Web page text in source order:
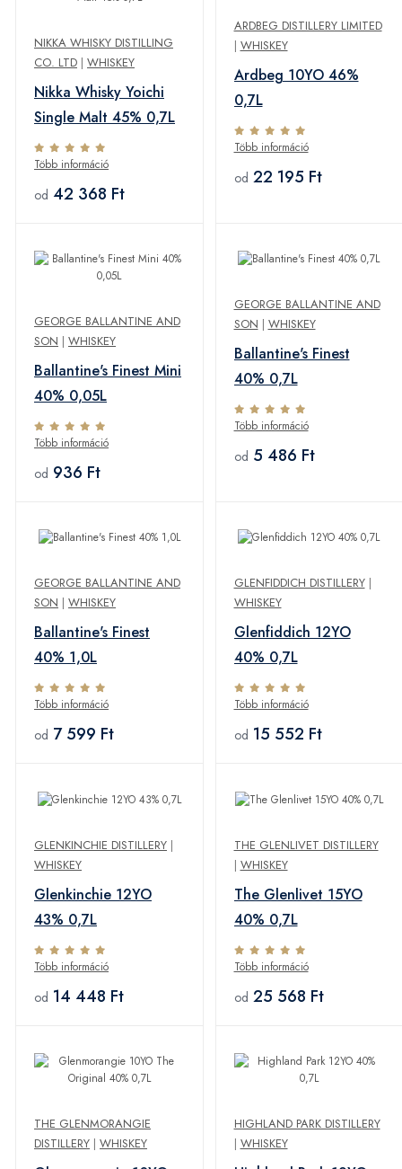
NIKKA WHISKY DISTILLING
CO. LTD | WHISKEY
Nikka Whisky Yoichi
Single Malt 45% 0,7L
Több információ
od 42 368 Ft
ARDBEG DISTILLERY LIMITED
| WHISKEY
Ardbeg 10YO 46%
0,7L
Több információ
od 22 195 Ft
GEORGE BALLANTINE AND
SON | WHISKEY
Ballantine's Finest Mini
40% 0,05L
Több információ
od 936 Ft
GEORGE BALLANTINE AND
SON | WHISKEY
Ballantine's Finest
40% 0,7L
Több információ
od 5 486 Ft
GEORGE BALLANTINE AND
SON | WHISKEY
Ballantine's Finest
40% 1,0L
Több információ
od 7 599 Ft
GLENFIDDICH DISTILLERY|
WHISKEY
Glenfiddich 12YO
40% 0,7L
Több információ
od 15 552 Ft
GLENKINCHIE DISTILLERY |
WHISKEY
Glenkinchie 12YO
43% 0,7L
Több információ
od 14 448 Ft
THE GLENLIVET DISTILLERY
| WHISKEY
The Glenlivet 15YO
40% 0,7L
Több információ
od 25 568 Ft
THE GLENMORANGIE
DISTILLERY | WHISKEY
HIGHLAND PARK DISTILLERY
| WHISKEY